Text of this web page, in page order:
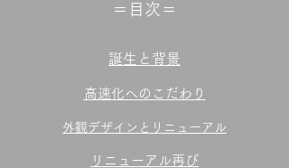
＝目次＝
誕生と背景
高速化へのこだわり
外観デザインとリニューアル
リニューアル再び